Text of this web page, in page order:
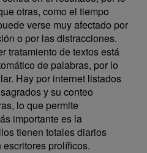
otras, como el tiempo
verse muy afectado por
o por las distracciones.
tratamiento de textos está
de palabras, por lo
Hay por internet listados
y su conteo
lo que permite
importante es la
tienen totales diarios
prolíficos.